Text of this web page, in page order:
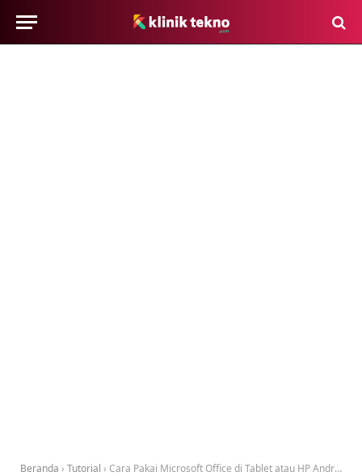
Beranda › Tutorial › Cara Pakai Microsoft Office di Tablet atau HP Android/iOS